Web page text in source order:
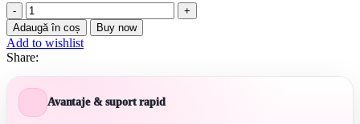
Cantitate
Trandafiri
sapun,
5cm,
50
Albastru
deschis
Adaugă în coș Buy now
Add to wishlist
Share:
Avantaje & suport rapid